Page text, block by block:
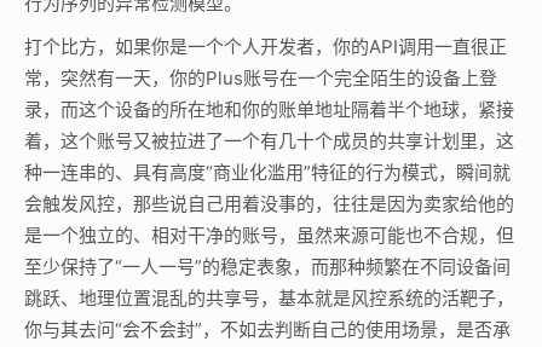
打个比方，如果你是一个个人开发者，你的API调用一直很正
常，突然有一天，你的Plus账号在一个完全陌生的设备上登
录，而这个设备的所在地和你的账单地址隔着半个地球，紧接
着，这个账号又被拉进了一个有几十个成员的共享计划里，这
种一连串的、具有高度“商业化滥用”特征的行为模式，瞬间就
会触发风控，那些说自己用着没事的，往往是因为卖家给他的
是一个独立的、相对干净的账号，虽然来源可能也不合规，但
至少保持了“一人一号”的稳定表象，而那种频繁在不同设备间
跳跃、地理位置混乱的共享号，基本就是风控系统的活靶子，
你与其去问“会不会封”，不如去判断自己的使用场景，是否承